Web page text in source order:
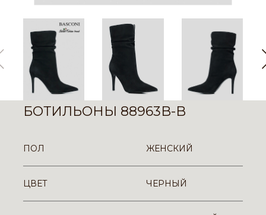
БОТИЛЬОНЫ 88963B-B
ПОЛ ЖЕНСКИЙ
ЦВЕТ ЧЕРНЫЙ